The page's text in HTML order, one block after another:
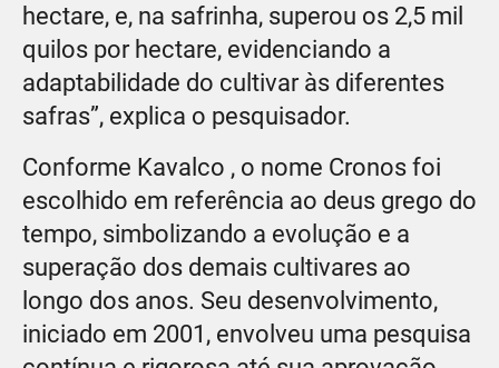
hectare, e, na safrinha, superou os 2,5 mil
quilos por hectare, evidenciando a
adaptabilidade do cultivar às diferentes
safras”, explica o pesquisador.
Conforme Kavalco , o nome Cronos foi
escolhido em referência ao deus grego do
tempo, simbolizando a evolução e a
superação dos demais cultivares ao
longo dos anos. Seu desenvolvimento,
iniciado em 2001, envolveu uma pesquisa